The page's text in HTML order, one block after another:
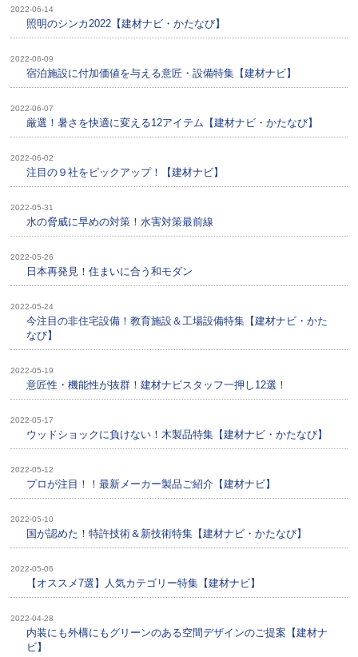
2022-06-14
照明のシンカ2022【建材ナビ・かたなび】
2022-06-09
宿泊施設に付加価値を与える意匠・設備特集【建材ナビ】
2022-06-07
厳選！暑さを快適に変える12アイテム【建材ナビ・かたなび】
2022-06-02
注目の９社をピックアップ！【建材ナビ】
2022-05-31
水の脅威に早めの対策！水害対策最前線
2022-05-26
日本再発見！住まいに合う和モダン
2022-05-24
今注目の非住宅設備！教育施設＆工場設備特集【建材ナビ・かた
なび】
2022-05-19
意匠性・機能 性が抜群！建材ナビスタッフ一押し12選！
2022-05-17
ウッドショックに負けない！木製品特集【建材ナビ・かたなび】
2022-05-12
プロが注目！！最新メーカー製品ご紹介【建材ナビ】
2022-05-10
国が認めた！特許技術＆新技術特集【建材ナビ・かたなび】
2022-05-06
【オススメ7選】人気カテゴリー特集【建材ナビ】
2022-04-28
内装にも外構にもグリーンのある空間デザインのご提案【建材ナ
ビ】